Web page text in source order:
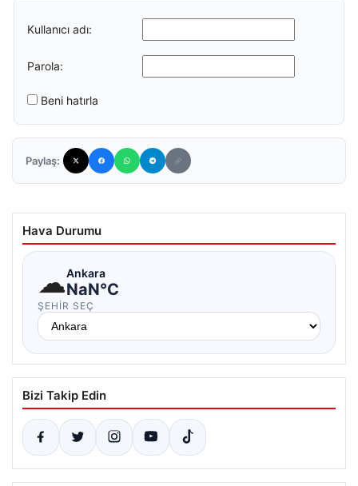
Kullanıcı adı:
Parola:
Beni hatırla
Paylaş:
Hava Durumu
☁Ankara
NaN°C
ŞEHIR SEÇ
Bizi Takip Edin